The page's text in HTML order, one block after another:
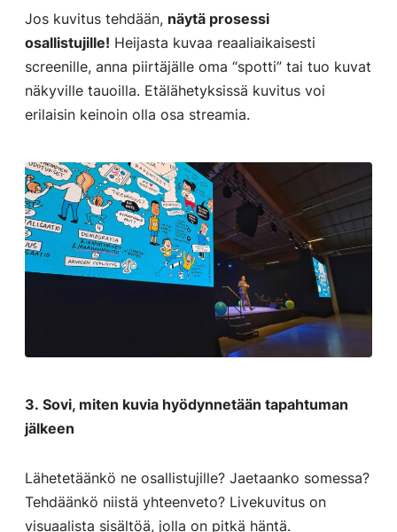
Jos kuvitus tehdään, näytä prosessi
osallistujille! Heijasta kuvaa reaaliaikaisesti
screenille, anna piirtäjälle oma “spotti” tai tuo kuvat
näkyville tauoilla. Etälähetyksissä kuvitus voi
erilaisin keinoin olla osa streamia.
3. Sovi, miten kuvia hyödynnetään tapahtuman
jälkeen
Lähetetäänkö ne osallistujille? Jaetaanko somessa?
Tehdäänkö niistä yhteenveto? Livekuvitus on
visuaalista sisältöä, jolla on pitkä häntä.